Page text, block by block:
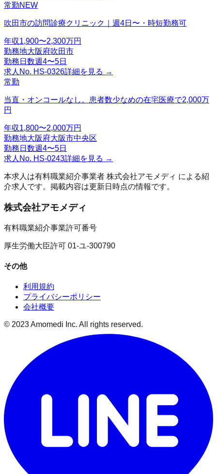
常勤NEW
吹田市の訪問診療クリニック｜週4日〜・時短勤務可
年収1,900〜2,300万円
勤務地大阪府吹田市
勤務日数週4〜5日
求人No. HS-0326詳細を見る →
常勤
当直・オンコールなし。患者数少なめの在宅医療で2,000万
円
年収1,800〜2,000万円
勤務地大阪府大阪市中央区
勤務日数週4〜5日
求人No. HS-0243詳細を見る →
本求人は有料職業紹介事業者 株式会社アモメディ による紹
介求人です。掲載内容は更新日時点の情報です。
株式会社アモメディ
有料職業紹介事業許可番号
厚生労働大臣許可 01-ユ-300790
その他
利用規約
プライバシーポリシー
会社概要
© 2023 Amomedi Inc. All rights reserved.